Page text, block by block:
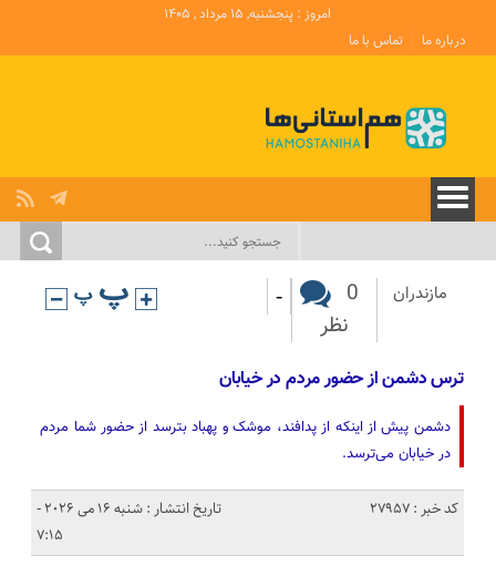
امروز : پنجشنبه, ۱۵ مرداد , ۱۴۰۵
درباره ما
تماس با ما
مازندران
0
نظر
-
ترس دشمن از حضور مردم در خیابان
دشمن پیش از اینکه از پدافند، موشک و پهباد بترسد از حضور شما مردم
در خیابان می‌ترسد.
کد خبر : 27957
تاریخ انتشار : شنبه 16 می 2026 -
7:15